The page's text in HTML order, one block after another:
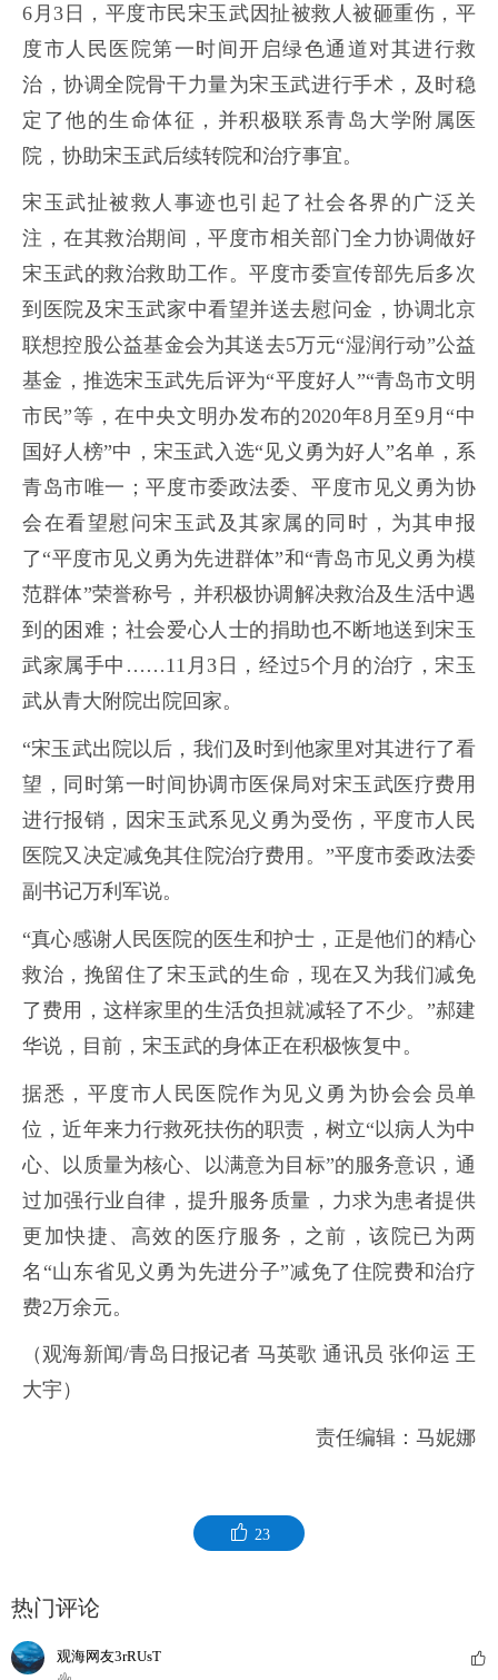
6月3日，平度市民宋玉武因扯被救人被砸重伤，平
度市人民医院第一时间开启绿色通道对其进行救
治，协调全院骨干力量为宋玉武进行手术，及时稳
定了他的生命体征，并积极联系青岛大学附属医
院，协助宋玉武后续转院和治疗事宜。
宋玉武扯被救人事迹也引起了社会各界的广泛关
注，在其救治期间，平度市相关部门全力协调做好
宋玉武的救治救助工作。平度市委宣传部先后多次
到医院及宋玉武家中看望并送去慰问金，协调北京
联想控股公益基金会为其送去5万元“湿润行动”公益
基金，推选宋玉武先后评为“平度好人”“青岛市文明
市民”等，在中央文明办发布的2020年8月至9月“中
国好人榜”中，宋玉武入选“见义勇为好人”名单，系
青岛市唯一；平度市委政法委、平度市见义勇为协
会在看望慰问宋玉武及其家属的同时，为其申报
了“平度市见义勇为先进群体”和“青岛市见义勇为模
范群体”荣誉称号，并积极协调解决救治及生活中遇
到的困难；社会爱心人士的捐助也不断地送到宋玉
武家属手中……11月3日，经过5个月的治疗，宋玉
武从青大附院出院回家。
“宋玉武出院以后，我们及时到他家里对其进行了看
望，同时第一时间协调市医保局对宋玉武医疗费用
进行报销，因宋玉武系见义勇为受伤，平度市人民
医院又决定减免其住院治疗费用。”平度市委政法委
副书记万利军说。
“真心感谢人民医院的医生和护士，正是他们的精心
救治，挽留住了宋玉武的生命，现在又为我们减免
了费用，这样家里的生活负担就减轻了不少。”郝建
华说，目前，宋玉武的身体正在积极恢复中。
据悉，平度市人民医院作为见义勇为协会会员单
位，近年来力行救死扶伤的职责，树立“以病人为中
心、以质量为核心、以满意为目标”的服务意识，通
过加强行业自律，提升服务质量，力求为患者提供
更加快捷、高效的医疗服务，之前，该院已为两
名“山东省见义勇为先进分子”减免了住院费和治疗
费2万余元。
（观海新闻/青岛日报记者 马英歌 通讯员 张仰运 王
大宇）
责任编辑：马妮娜
23
热门评论
观海网友3rRUsT